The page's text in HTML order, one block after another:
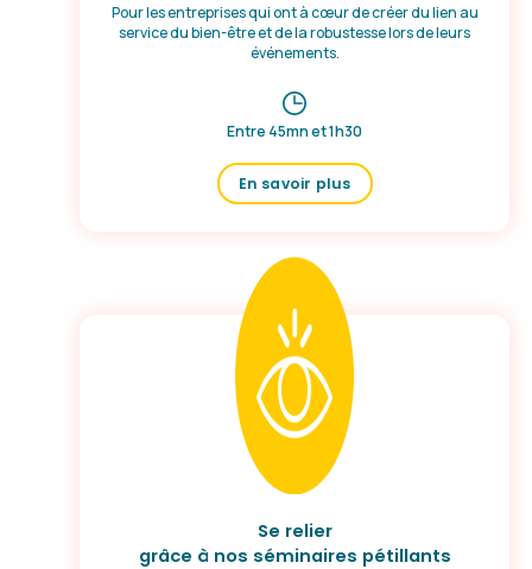
Pour les entreprises qui ont à cœur de créer du lien au
service du bien-être et de la robustesse lors de leurs
événements.
Entre 45mn et 1h30
En savoir plus
Se relier
grâce à nos séminaires pétillants